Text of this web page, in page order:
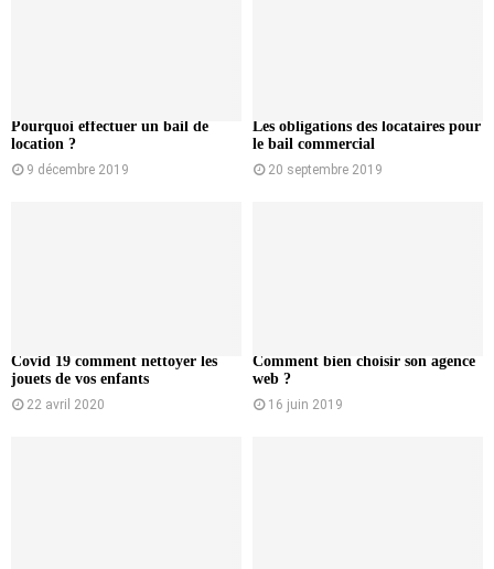
Pourquoi effectuer un bail de
location ?
9 décembre 2019
Les obligations des locataires pour
le bail commercial
20 septembre 2019
Covid 19 comment nettoyer les
jouets de vos enfants
22 avril 2020
Comment bien choisir son agence
web ?
16 juin 2019